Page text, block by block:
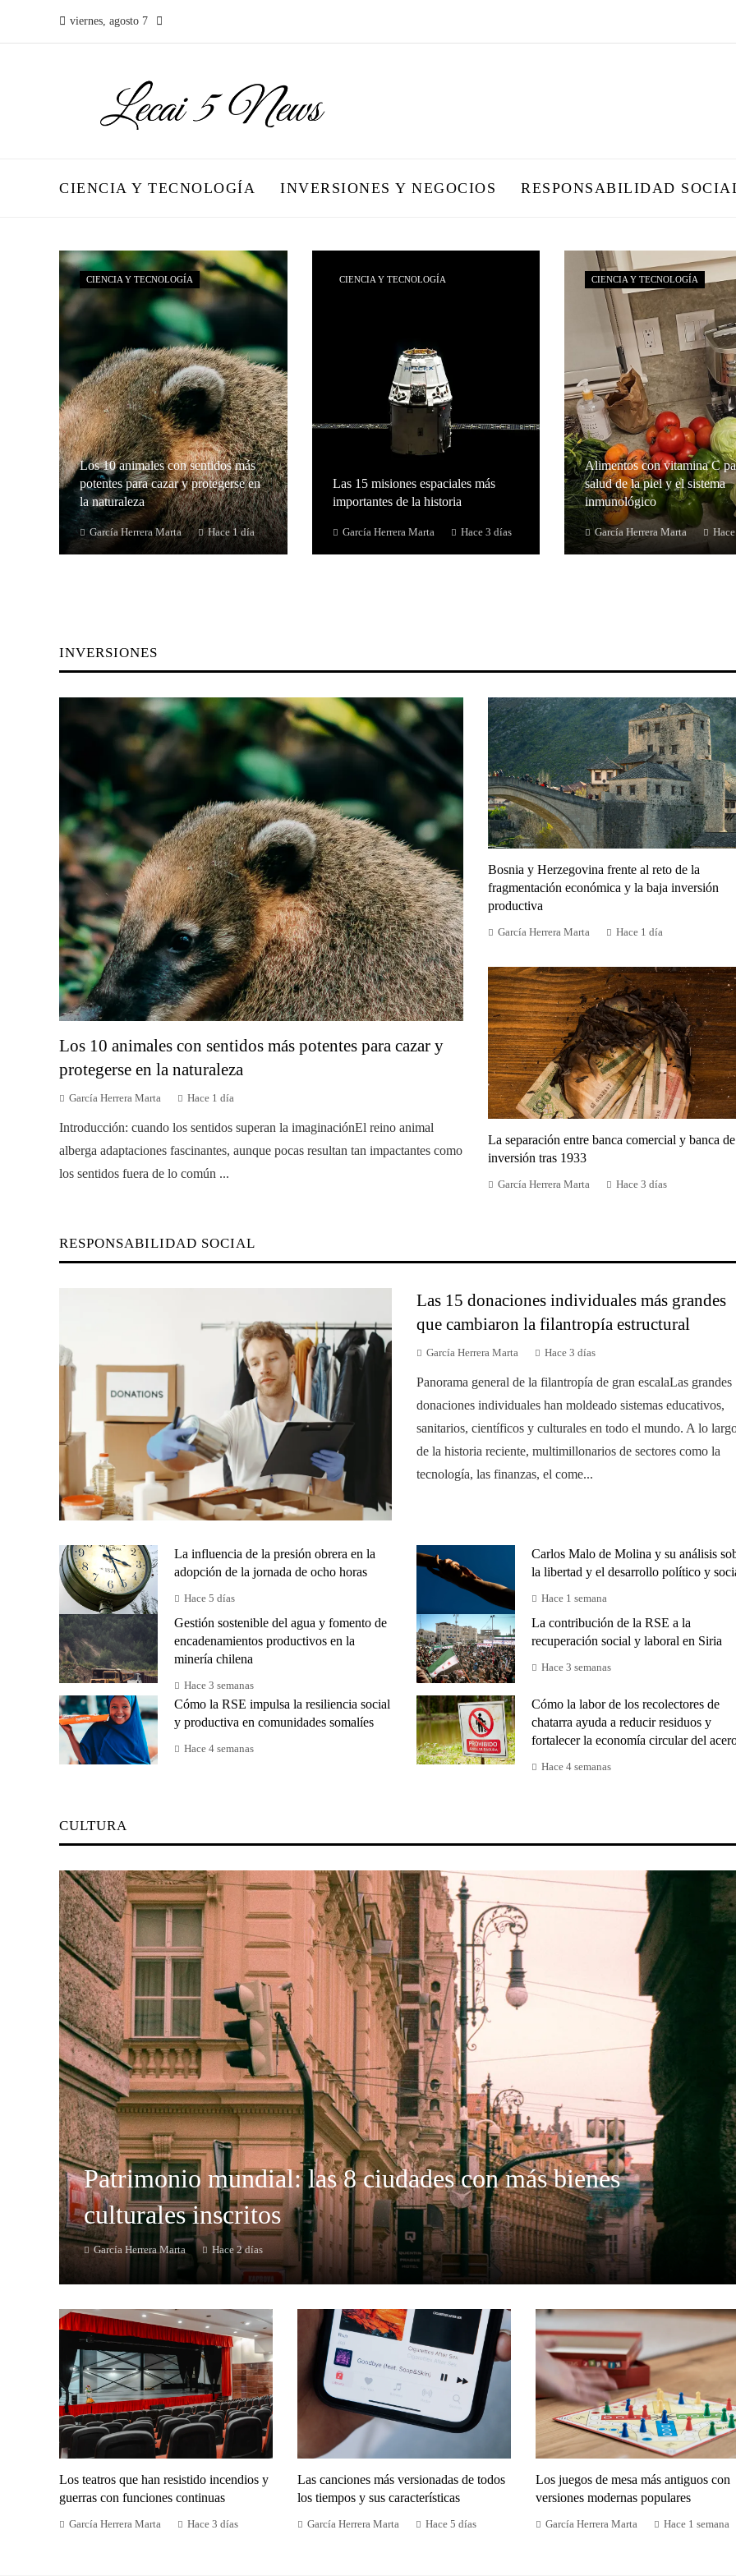
viernes, agosto 7
CIENCIA Y TECNOLOGÍA INVERSIONES Y NEGOCIOS RESPONSABILIDAD
CIENCIA Y TECNOLOGÍA
Los 10 animales con sentidos más
potentes para cazar y protegerse en
la naturaleza
García Herrera Marta Hace 1 día
CIENCIA Y TECNOLOGÍA
Las 15 misiones espaciales más
importantes de la historia
García Herrera Marta Hace 3 días
CIENCIA Y TECNOLOGÍA
Alimentos con vitamina C
salud de la piel y el sistema
inmunológico
García Herrera Marta
INVERSIONES
Los 10 animales con sentidos más potentes para cazar y
protegerse en la naturaleza
García Herrera Marta Hace 1 día
Introducción: cuando los sentidos superan la imaginaciónEl reino animal
alberga adaptaciones fascinantes, aunque pocas resultan tan impactantes como
los sentidos fuera de lo común ...
Bosnia y Herzegovina frente al reto de la
fragmentación económica y la baja inversión
productiva
García Herrera Marta Hace 1 día
La separación entre banca comercial y banca de
inversión tras 1933
García Herrera Marta Hace 3 días
RESPONSABILIDAD SOCIAL
Las 15 donaciones individuales más grandes
que cambiaron la filantropía estructural
García Herrera Marta Hace 3 días
Panorama general de la filantropía de gran escalaLas grandes
donaciones individuales han moldeado sistemas educativos,
sanitarios, científicos y culturales en todo el mundo. A lo
de la historia reciente, multimillonarios de sectores como la
tecnología, las finanzas, el come...
La influencia de la presión obrera en la
adopción de la jornada de ocho horas
Hace 5 días
Carlos Malo de Molina y su análisis
la libertad y el desarrollo político y
Hace 1 semana
Gestión sostenible del agua y fomento de
encadenamientos productivos en la
minería chilena
Hace 3 semanas
La contribución de la RSE a la
recuperación social y laboral en Siria
Hace 3 semanas
Cómo la RSE impulsa la resiliencia social
y productiva en comunidades somalíes
Hace 4 semanas
Cómo la labor de los recolectores de
chatarra ayuda a reducir residuos y
fortalecer la economía circular del
Hace 4 semanas
CULTURA
Patrimonio mundial: las 8 ciudades con más bienes
culturales inscritos
García Herrera Marta Hace 2 días
Los teatros que han resistido incendios y
guerras con funciones continuas
García Herrera Marta Hace 3 días
Las canciones más versionadas de todos
los tiempos y sus características
García Herrera Marta Hace 5 días
Los juegos de mesa más antiguos con
versiones modernas populares
García Herrera Marta Hace 1 semana